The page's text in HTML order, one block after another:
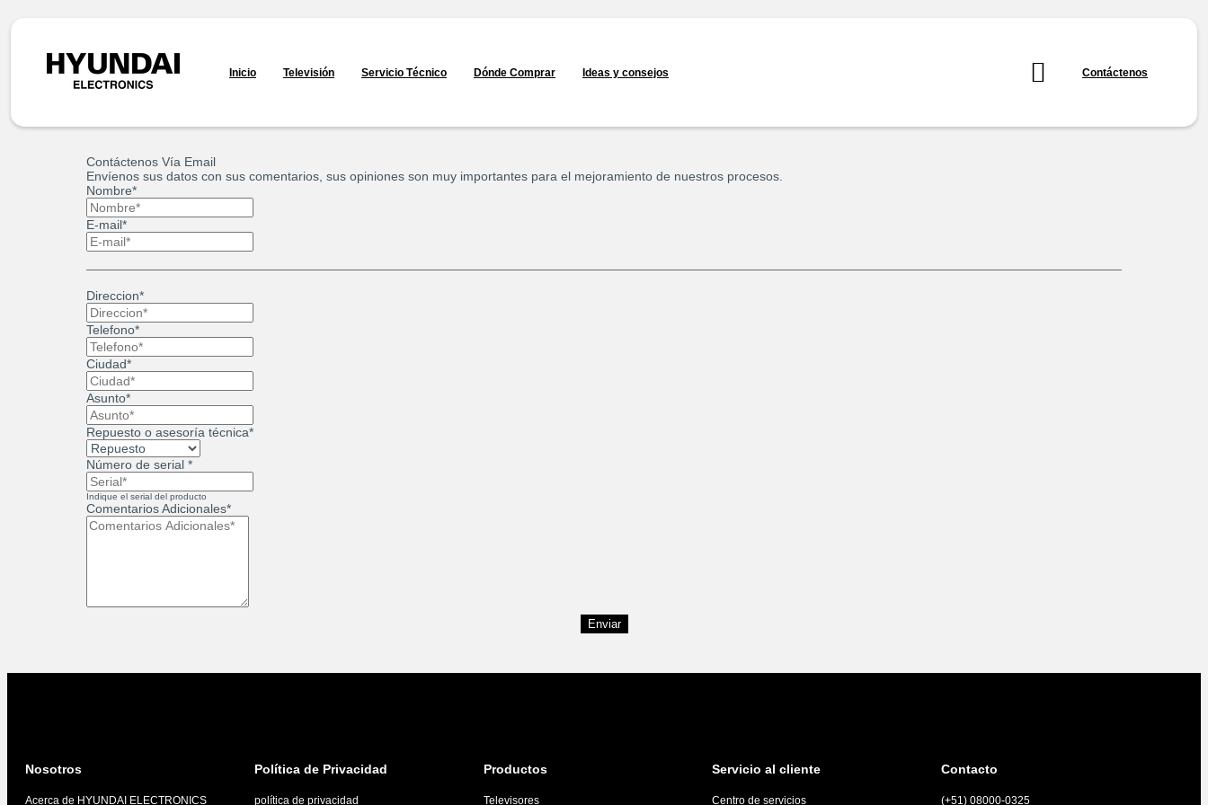
Inicio Televisión Servicio Técnico Dónde Comprar Ideas y consejos Contáctenos
Contáctenos Vía Email
Envíenos sus datos con sus comentarios, sus opiniones son muy importantes para el mejoramiento de nuestros procesos.
Nombre*
E-mail*
Direccion*
Telefono*
Ciudad*
Asunto*
Repuesto o asesoría técnica*
Número de serial *
Indique el serial del producto
Comentarios Adicionales*
Enviar
Nosotros
Acerca de HYUNDAI ELECTRONICS
Política de Privacidad
política de privacidad
Productos
Televisores
Servicio al cliente
Centro de servicios
Contacto
(+51) 08000-0325